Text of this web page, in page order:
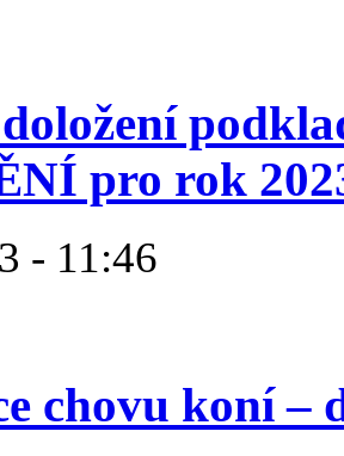
pro rok
- 11:46
chovu koní –